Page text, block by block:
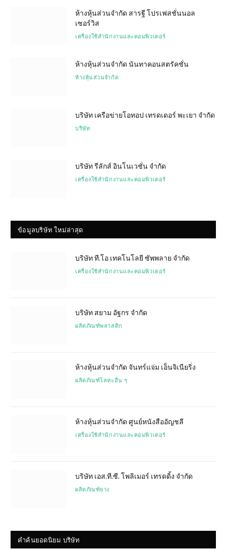
ห้างหุ้นส่วนจำกัด สารฐี โปรเฟสชั่นนอล
เซอร์วิส
เครื่องใช้สำนักงานและคอมพิวเตอร์
ห้างหุ้นส่วนจำกัด นันทาคอนสตรัคชั่น
ห้างหุ้นส่วนจำกัด
บริษัท เครือข่ายโอทอป เทรดเดอร์ พะเยา จำกัด
บริษัท
บริษัท รีลักส์ อินโนเวชั่น จำกัด
เครื่องใช้สำนักงานและคอมพิวเตอร์
ข้อมูลบริษัท ใหม่ล่าสุด
บริษัท ที.โอ เทคโนโลยี ซัพพลาย จำกัด
เครื่องใช้สำนักงานและคอมพิวเตอร์
บริษัท สยาม อัฐกร จำกัด
ผลิตภัณฑ์พลาสติก
ห้างหุ้นส่วนจำกัด จันทร์แจ่ม เอ็นจิเนียริ่ง
ผลิตภัณฑ์โลหะอื่น ๆ
ห้างหุ้นส่วนจำกัด ศูนย์หนังสืออัญชลี
เครื่องใช้สำนักงานและคอมพิวเตอร์
บริษัท เอส.ที.ซี. โพลิเมอร์ เทรดดิ้ง จำกัด
ผลิตภัณฑ์ยาง
คำค้นยอดนิยม บริษัท